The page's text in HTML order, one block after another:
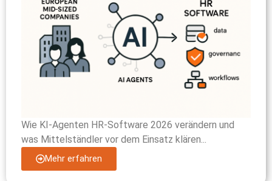
Wie KI-Agenten HR-Software 2026 verändern und
was Mittelständler vor dem Einsatz klären...
Mehr erfahren